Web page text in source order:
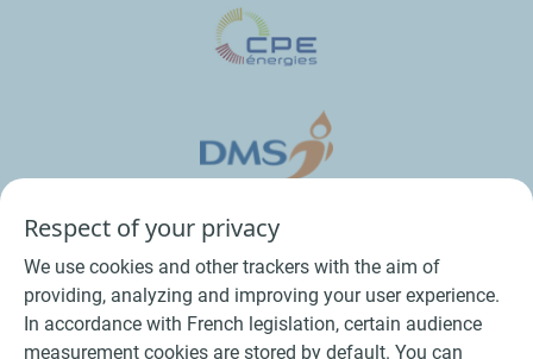
Respect of your privacy
We use cookies and other trackers with the aim of
providing, analyzing and improving your user experience.
In accordance with French legislation, certain audience
measurement cookies are stored by default. You can